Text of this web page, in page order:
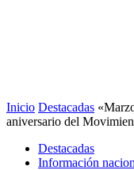
Inicio Destacadas
aniversario del
Destacadas
Información